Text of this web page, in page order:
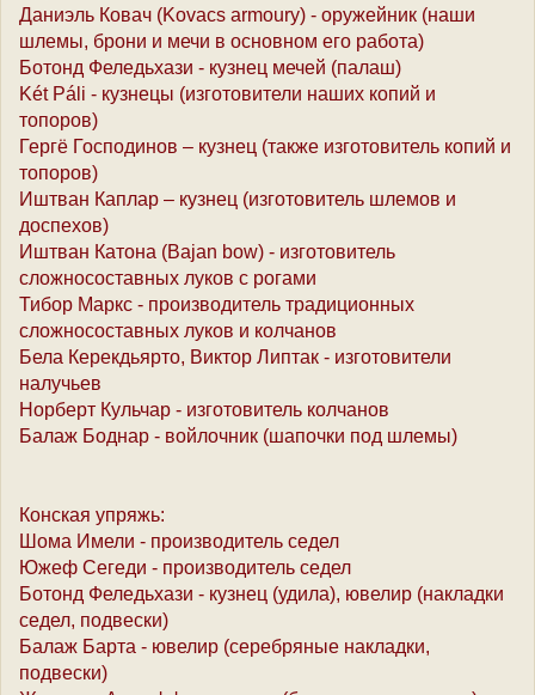
Даниэль Ковач (Kovacs armoury) - оружейник (наши
шлемы, брони и мечи в основном его работа)
Ботонд Феледьхази - кузнец мечей (палаш)
Két Páli - кузнецы (изготовители наших копий и
топоров)
Гергё Господинов – кузнец (также изготовитель копий и
топоров)
Иштван Каплар – кузнец (изготовитель шлемов и
доспехов)
Иштван Катона (Bajan bow) - изготовитель
сложносоставных луков с рогами
Тибор Маркс - производитель традиционных
сложносоставных луков и колчанов
Бела Керекдьярто, Виктор Липтак - изготовители
налучьев
Норберт Кульчар - изготовитель колчанов
Балаж Боднар - войлочник (шапочки под шлемы)
Конская упряжь:
Шома Имели - производитель седел
Южеф Сегеди - производитель седел
Ботонд Феледьхази - кузнец (удила), ювелир (накладки
седел, подвески)
Балаж Барта - ювелир (серебряные накладки,
подвески)